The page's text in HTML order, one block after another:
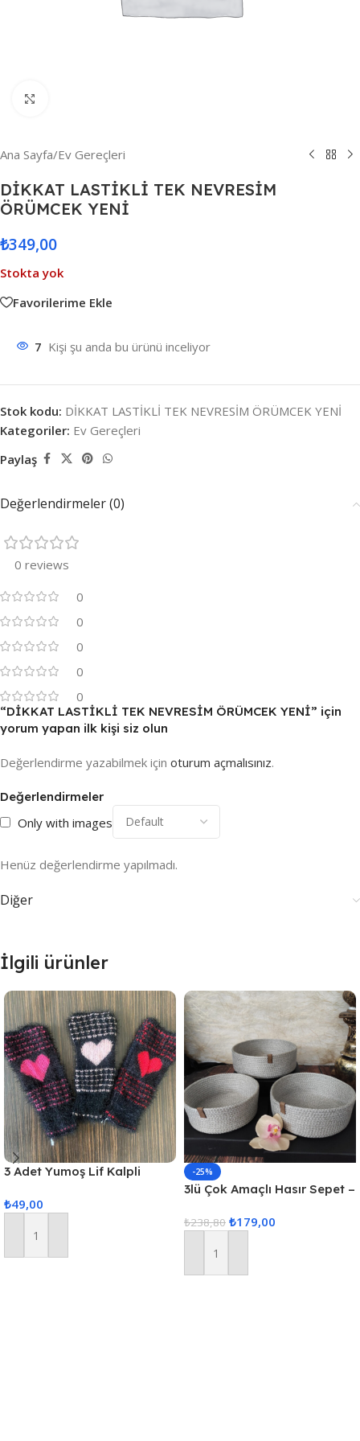
Ana Sayfa/Ev Gereçleri
DİKKAT LASTİKLİ TEK NEVRESİM
ÖRÜMCEK YENİ
₺349,00
Stokta yok
Favorilerime Ekle
7 Kişi şu anda bu ürünü inceliyor
Stok kodu: DİKKAT LASTİKLİ TEK NEVRESİM ÖRÜMCEK YENİ
Kategoriler: Ev Gereçleri
Paylaş
Değerlendirmeler (0)
0 reviews
0
0
0
0
0
Değerlendirmeler
Only with images
Henüz değerlendirme yapılmadı.
“DİKKAT LASTİKLİ TEK NEVRESİM ÖRÜMCEK YENİ” için
yorum yapan ilk kişi siz olun
Değerlendirme yazabilmek için oturum açmalısınız.
Diğer
İlgili ürünler
3 Adet Yumoş Lif Kalpli
₺49,00
Sepete Ekle
-25%
3lü Çok Amaçlı Hasır Sepet –
₺238,80 ₺179,00
Sepete Ekle